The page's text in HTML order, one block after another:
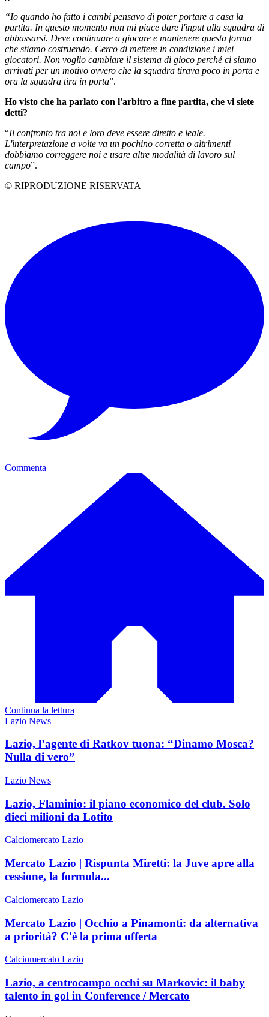
“Io quando ho fatto i cambi pensavo di poter portare a casa la
partita. In questo momento non mi piace dare l'input alla squadra di
abbassarsi. Deve continuare a giocare e mantenere questa forma
che stiamo costruendo. Cerco di mettere in condizione i miei
giocatori. Non voglio cambiare il sistema di gioco perché ci siamo
arrivati per un motivo ovvero che la squadra tirava poco in porta e
ora la squadra tira in porta”.
Ho visto che ha parlato con l'arbitro a fine partita, che vi siete
detti?
“Il confronto tra noi e loro deve essere diretto e leale.
L'interpretazione a volte va un pochino corretta o altrimenti
dobbiamo correggere noi e usare altre modalità di lavoro sul
campo”.
© RIPRODUZIONE RISERVATA
Commenta
Continua la lettura
Lazio News
Lazio, l’agente di Ratkov tuona: “Dinamo Mosca?
Nulla di vero”
Lazio News
Lazio, Flaminio: il piano economico del club. Solo
dieci milioni da Lotito
Calciomercato Lazio
Mercato Lazio | Rispunta Miretti: la Juve apre alla
cessione, la formula...
Calciomercato Lazio
Mercato Lazio | Occhio a Pinamonti: da alternativa
a priorità? C'è la prima offerta
Calciomercato Lazio
Lazio, a centrocampo occhi su Markovic: il baby
talento in gol in Conference / Mercato